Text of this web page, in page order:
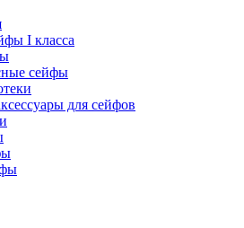
I класса
сейфы
для сейфов